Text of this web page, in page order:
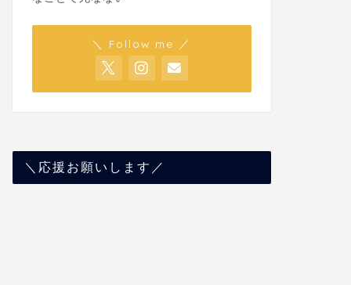
＼ Follow me ／
＼応援お願いします／